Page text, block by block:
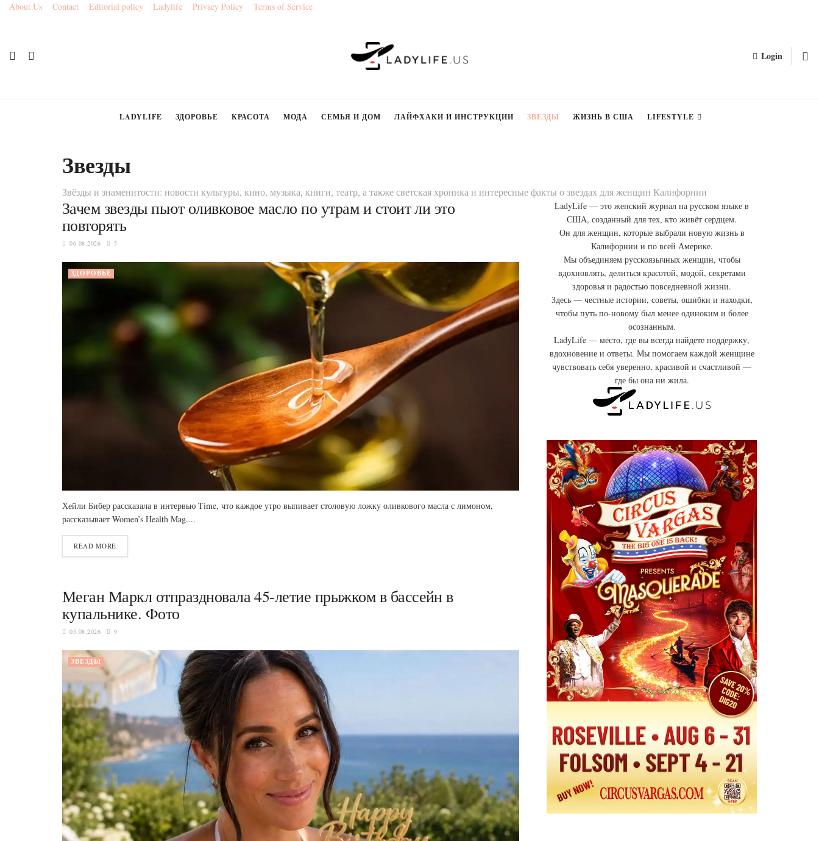
About Us Contact Editorial policy Ladylife Privacy Policy Terms of Service
Login
LADYLIFE ЗДОРОВЬЕ КРАСОТА МОДА СЕМЬЯ И ДОМ ЛАЙФХАКИ И ИНСТРУКЦИИ ЗВЕЗДЫ ЖИЗНЬ В США LIFESTYLE
Звезды
Звёзды и знаменитости: новости культуры, кино, музыка, книги, театр, а также светская хроника и интересные факты о звездах для женщин Калифорнии
Зачем звезды пьют оливковое масло по утрам и стоит ли это
повторять
06.08.2026 5
ЗДОРОВЬЕ
Хейли Бибер рассказала в интервью Time, что каждое утро выпивает столовую ложку оливкового масла с лимоном,
рассказывает Women’s Health Mag....
READ MORE
Меган Маркл отпраздновала 45-летие прыжком в бассейн в
купальнике. Фото
05.08.2026 9
ЗВЕЗДЫ
LadyLife — это женский журнал на русском языке в
США, созданный для тех, кто живёт сердцем.
Он для женщин, которые выбрали новую жизнь в
Калифорнии и по всей Америке.
Мы объединяем русскоязычных женщин, чтобы
вдохновлять, делиться красотой, модой, секретами
здоровья и радостью повседневной жизни.
Здесь — честные истории, советы, ошибки и находки,
чтобы путь по-новому был менее одиноким и более
осознанным.
LadyLife — место, где вы всегда найдете поддержку,
вдохновение и ответы. Мы помогаем каждой женщине
чувствовать себя уверенно, красивой и счастливой —
где бы она ни жила.